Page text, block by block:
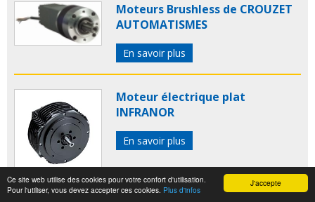
J'accepte
Ce site web utilise des cookies pour votre confort d'utilisation.
Pour l'utiliser, vous devez accepter ces cookies. Plus d'infos
Moteurs Brushless de CROUZET
AUTOMATISMES
En savoir plus
Moteur électrique plat
INFRANOR
En savoir plus